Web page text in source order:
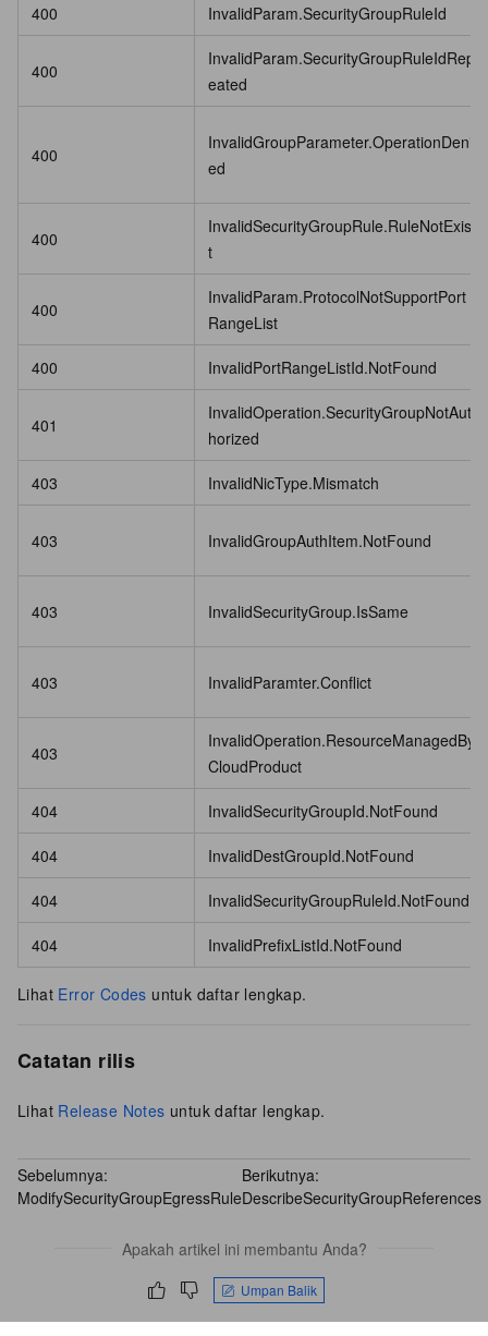
400 InvalidParam.SecurityGroupRuleId
400
InvalidParam.SecurityGroupRuleIdRep
eated
400
InvalidGroupParameter.OperationDeni
ed
400
InvalidSecurityGroupRule.RuleNotExis
t
400
InvalidParam.ProtocolNotSupportPort
RangeList
400 InvalidPortRangeListId.NotFound
401
InvalidOperation.SecurityGroupNotAut
horized
403 InvalidNicType.Mismatch
403 InvalidGroupAuthItem.NotFound
403 InvalidSecurityGroup.IsSame
403 InvalidParamter.Conflict
403
InvalidOperation.ResourceManagedBy
CloudProduct
404 InvalidSecurityGroupId.NotFound
404 InvalidDestGroupId.NotFound
404 InvalidSecurityGroupRuleId.NotFound
404 InvalidPrefixListId.NotFound
Lihat Error Codes untuk daftar lengkap.
Catatan rilis
Lihat Release Notes untuk daftar lengkap.
Sebelumnya:
ModifySecurityGroupEgressRule
Berikutnya:
DescribeSecurityGroupReferences
Apakah artikel ini membantu Anda?
Umpan Balik